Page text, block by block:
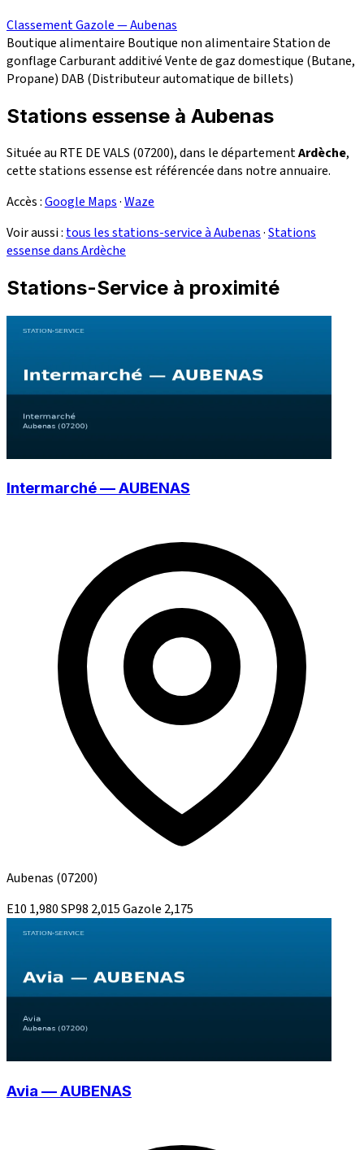
Classement Gazole — Aubenas
Boutique alimentaire Boutique non alimentaireStation de
gonflageCarburant additivéVente de gaz domestique (Butane,
Propane) DAB (Distributeur automatique de billets)
Stations essense à Aubenas
Située au RTE DE VALS (07200), dans le départementArdèche,
cette stations essense est référencée dans notre annuaire.
Accès :Google Maps·Waze
Voir aussi : tous les stations-service à Aubenas·Stations
essense dans Ardèche
Stations-Service à proximité
Intermarché — AUBENAS
Aubenas (07200)
E10 1,980SP98 2,015Gazole 2,175
Avia — AUBENAS